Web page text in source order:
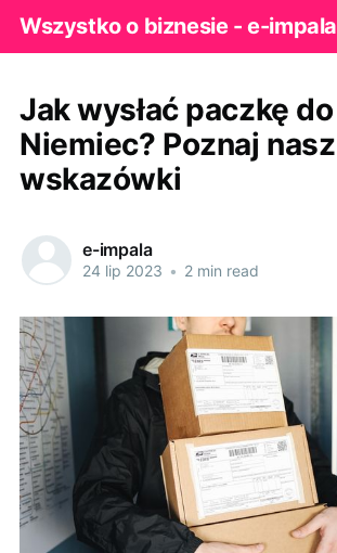
Wszystko o biznesie - e-
Jak wysłać paczkę do
Niemiec? Poznaj nasz
wskazówki
e-impala
24 lip 2023 • 2 min read